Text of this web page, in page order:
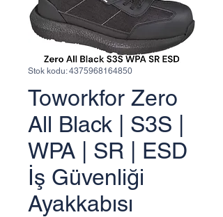
Stok kodu: 4375968164850
Toworkfor Zero
All Black | S3S |
WPA | SR | ESD
İş Güvenliği
Ayakkabısı